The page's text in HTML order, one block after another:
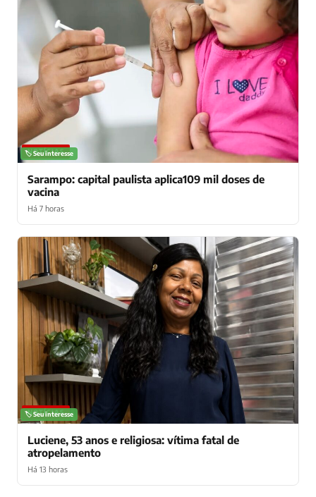
NOTÍCIAS
🏷️ Seu interesse
Sarampo: capital paulista aplica109 mil doses de
vacina
Há 7 horas
NOTÍCIAS
🏷️ Seu interesse
Luciene, 53 anos e religiosa: vítima fatal de
atropelamento
Há 13 horas